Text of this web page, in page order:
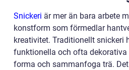
Snickeri är mer än bara arbete
konstform som förmedlar
kreativitet. Traditionellt snickeri
funktionella och ofta
forma och sammanfoga trä.